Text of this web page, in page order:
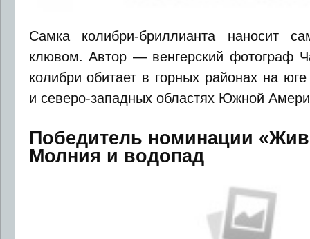
Самка колибри-бриллианта наносит
клювом. Автор — венгерский фотограф
колибри обитает в горных районах на
и северо-западных областях Южной
Победитель номинации
Молния и водопад